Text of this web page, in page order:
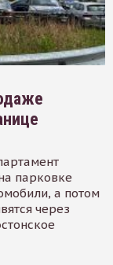
парковке
а потом
через